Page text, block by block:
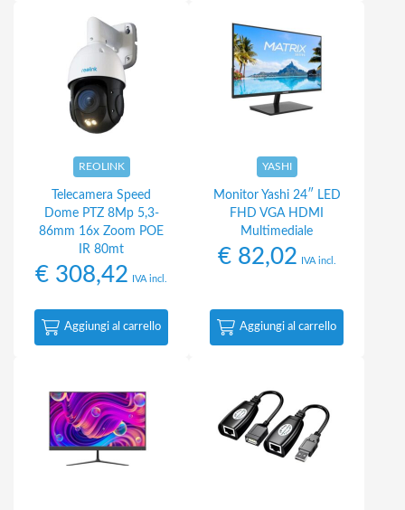
REOLINK
Telecamera Speed
Dome PTZ 8Mp 5,3-
86mm 16x Zoom POE
IR 80mt
€ 308,42 IVA incl.
Aggiungi al carrello
YASHI
Monitor Yashi 24″ LED
FHD VGA HDMI
Multimediale
€82,02 IVA incl.
Aggiungi al carrello